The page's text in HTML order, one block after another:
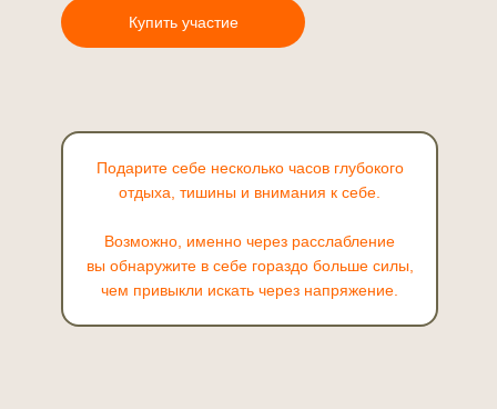
Купить участие
Подарите себе несколько часов глубокого
отдыха, тишины и внимания к себе.
Возможно, именно через расслабление
вы обнаружите в себе гораздо больше силы,
чем привыкли искать через напряжение.